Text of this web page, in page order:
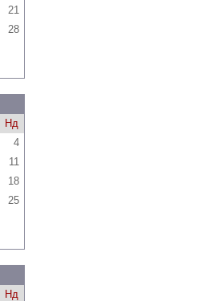
21
28
Нд
4
11
18
25
Нд